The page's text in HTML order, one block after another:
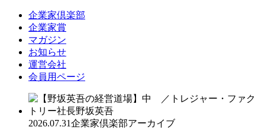
企業家倶楽部
企業家賞
マガジン
お知らせ
運営会社
会員用ページ
2026.07.31企業家倶楽部アーカイブ